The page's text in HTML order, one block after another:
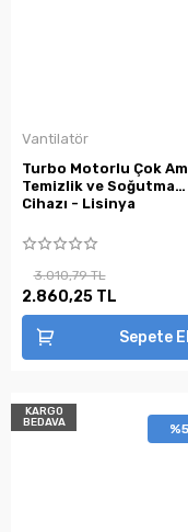
Vantilatör
Turbo Motorlu Çok
Temizlik ve Soğutma
Cihazı - Lisinya
3.010,79 TL
2.860,25 TL
Sepete
KARGO
BEDAVA
%5